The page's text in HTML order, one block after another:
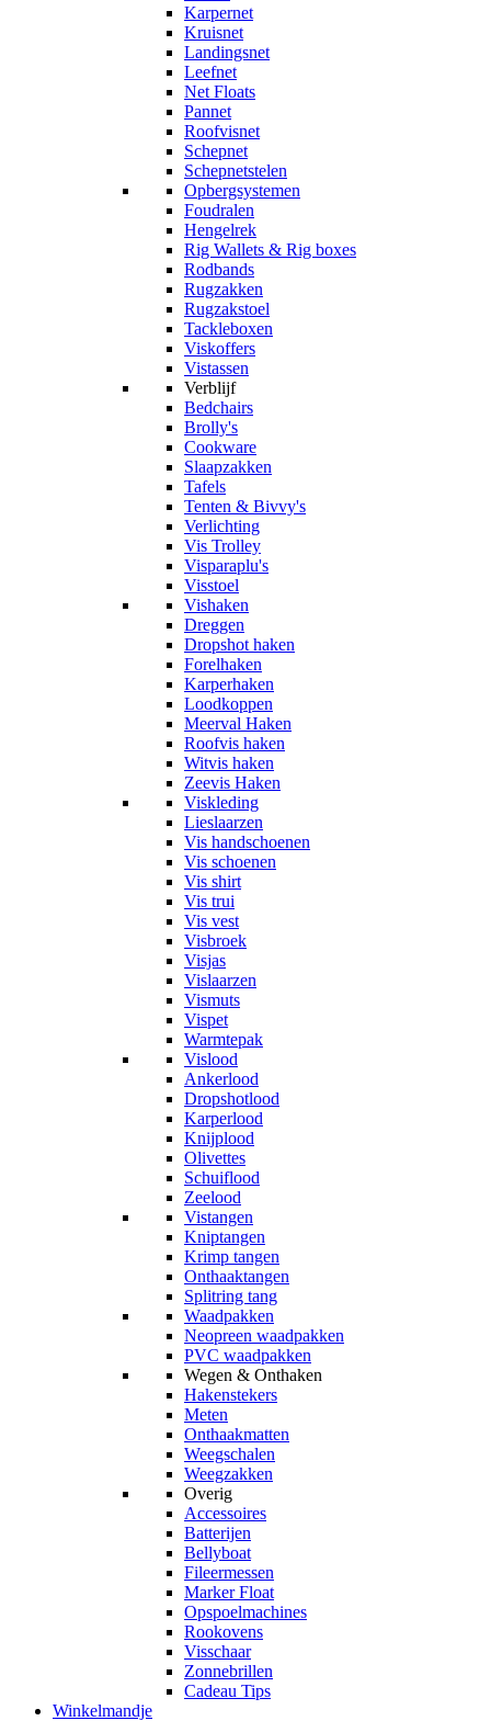
Karpernet
Kruisnet
Landingsnet
Leefnet
Net Floats
Pannet
Roofvisnet
Schepnet
Schepnetstelen
Opbergsystemen
Foudralen
Hengelrek
Rig Wallets & Rig boxes
Rodbands
Rugzakken
Rugzakstoel
Tackleboxen
Viskoffers
Vistassen
Verblijf
Bedchairs
Brolly's
Cookware
Slaapzakken
Tafels
Tenten & Bivvy's
Verlichting
Vis Trolley
Visparaplu's
Visstoel
Vishaken
Dreggen
Dropshot haken
Forelhaken
Karperhaken
Loodkoppen
Meerval Haken
Roofvis haken
Witvis haken
Zeevis Haken
Viskleding
Lieslaarzen
Vis handschoenen
Vis schoenen
Vis shirt
Vis trui
Vis vest
Visbroek
Visjas
Vislaarzen
Vismuts
Vispet
Warmtepak
Vislood
Ankerlood
Dropshotlood
Karperlood
Knijplood
Olivettes
Schuiflood
Zeelood
Vistangen
Kniptangen
Krimp tangen
Onthaaktangen
Splitring tang
Waadpakken
Neopreen waadpakken
PVC waadpakken
Wegen & Onthaken
Hakenstekers
Meten
Onthaakmatten
Weegschalen
Weegzakken
Overig
Accessoires
Batterijen
Bellyboat
Fileermessen
Marker Float
Opspoelmachines
Rookovens
Visschaar
Zonnebrillen
Cadeau Tips
Winkelmandje